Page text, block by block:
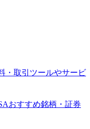
・取引ツールやサービ
おすすめ銘柄・証券